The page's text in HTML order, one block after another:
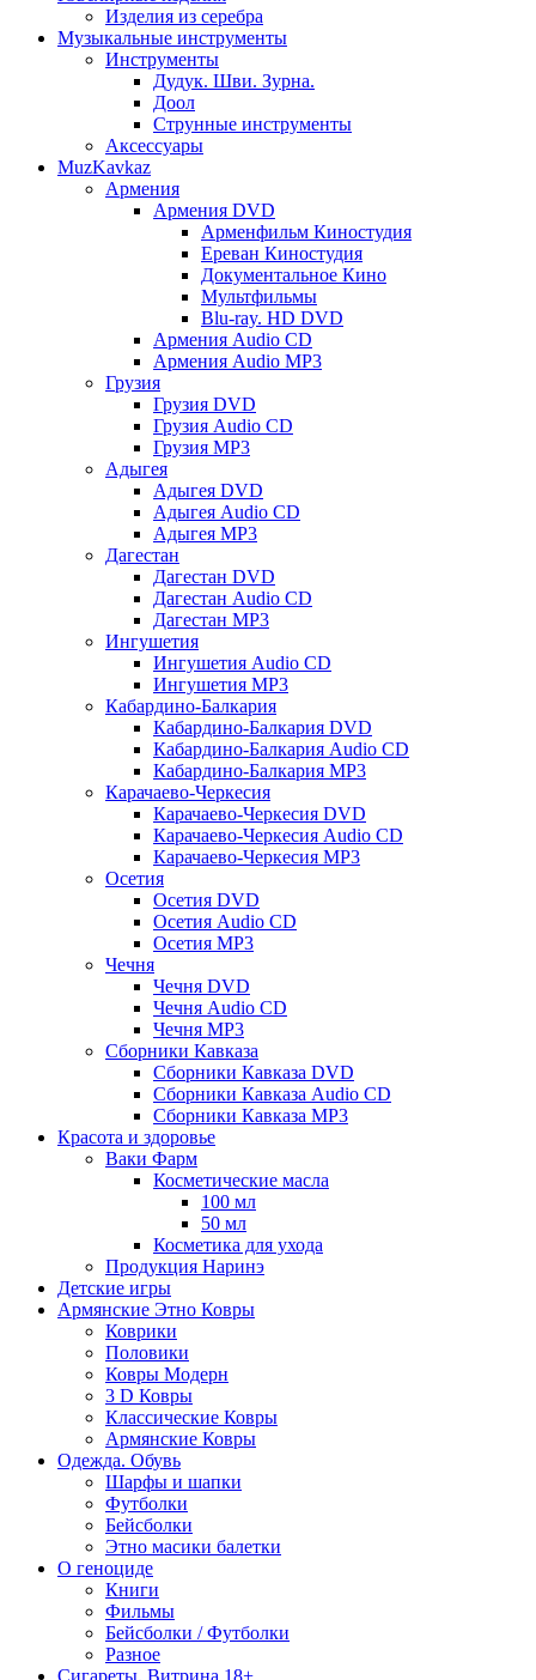
Изделия из серебра
Музыкальные инструменты
Инструменты
Дудук. Шви. Зурна.
Доол
Струнные инструменты
Аксессуары
MuzKavkaz
Армения
Армения DVD
Арменфильм Киностудия
Ереван Киностудия
Документальное Кино
Мультфильмы
Blu-ray. HD DVD
Армения Audio CD
Армения Audio MP3
Грузия
Грузия DVD
Грузия Audio CD
Грузия MP3
Адыгея
Адыгея DVD
Адыгея Audio CD
Адыгея MP3
Дагестан
Дагестан DVD
Дагестан Audio CD
Дагестан MP3
Ингушетия
Ингушетия Audio CD
Ингушетия MP3
Кабардино-Балкария
Кабардино-Балкария DVD
Кабардино-Балкария Audio CD
Кабардино-Балкария MP3
Карачаево-Черкесия
Карачаево-Черкесия DVD
Карачаево-Черкесия Audio CD
Карачаево-Черкесия MP3
Осетия
Осетия DVD
Осетия Audio CD
Осетия MP3
Чечня
Чечня DVD
Чечня Audio CD
Чечня MP3
Сборники Кавказа
Сборники Кавказа DVD
Сборники Кавказа Audio CD
Сборники Кавказа MP3
Красота и здоровье
Ваки Фарм
Косметические масла
100 мл
50 мл
Косметика для ухода
Продукция Наринэ
Детские игры
Армянские Этно Ковры
Коврики
Половики
Ковры Модерн
3 D Ковры
Классические Ковры
Армянские Ковры
Одежда. Обувь
Шарфы и шапки
Футболки
Бейсболки
Этно масики балетки
О геноциде
Книги
Фильмы
Бейсболки / Футболки
Разное
Сигареты. Витрина 18+